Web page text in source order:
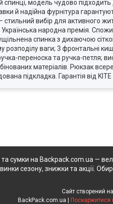
модель чудово
й надійна фурнітура
стильний вибір для активного
народна премія.
спинка з дихаючою
ваги; 3 фронтальні
переноска та ручка-петля;
матеріалів. Рюкзак
підкладка. Гарантія від KITE
та сумки на Backpack.com.ua —
сезону, знижки та акції.
Сайт створений
Поскаржитися